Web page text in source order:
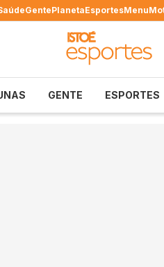
GentePlanetaEsportesMenu
GENTE ESPORTES